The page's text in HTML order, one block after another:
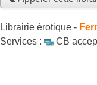
Librairie érotique -
Services :
CB